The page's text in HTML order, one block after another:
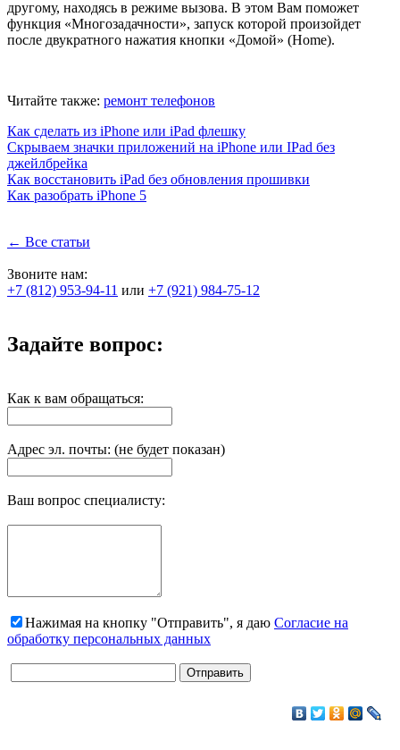
другому, находясь в режиме вызова. В этом Вам поможет
функция «Многозадачности», запуск которой произойдет
после двукратного нажатия кнопки «Домой» (Home).
Читайте также: ремонт телефонов
Как сделать из iPhone или iPad флешку
Скрываем значки приложений на iPhone или IPad без
джейлбрейка
Как восстановить iPad без обновления прошивки
Как разобрать iPhone 5
← Все статьи
Звоните нам:
+7 (812) 953-94-11 или +7 (921) 984-75-12
Задайте вопрос:
Как к вам обращаться:
Адрес эл. почты: (не будет показан)
Ваш вопрос специалисту:
Нажимая на кнопку "Отправить", я даю Согласие на
обработку персональных данных